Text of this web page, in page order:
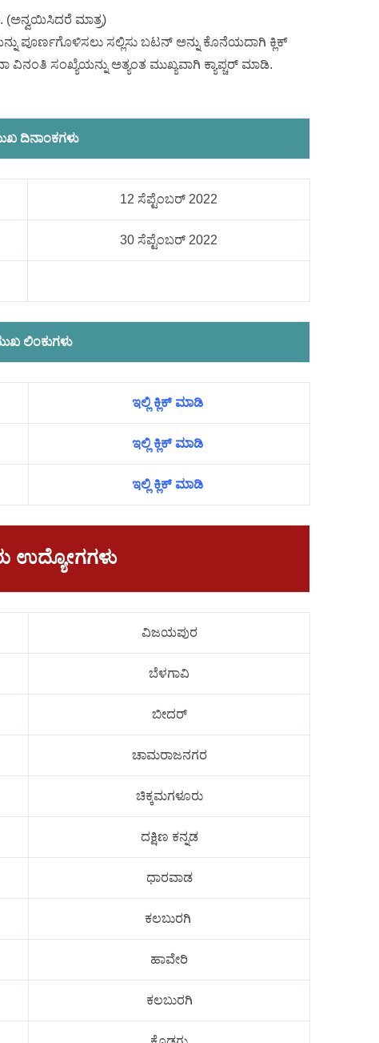
(ಅನ್ವಯಿಸಿದರೆ ಮಾತ್ರ)
ಪೂರ್ಣಗೊಳಿಸಲು ಸಲ್ಲಿಸು ಬಟನ್ ಅನ್ನು ಕೊನೆಯದಾಗಿ ಕ್ಲಿಕ್
ವಿನಂತಿ ಸಂಖ್ಯೆಯನ್ನು ಅತ್ಯಂತ ಮುಖ್ಯವಾಗಿ ಕ್ಯಾಪ್ಚರ್ ಮಾಡಿ.
ದಿನಾಂಕಗಳು
12 ಸೆಪ್ಟೆಂಬರ್​ 2022
30 ಸೆಪ್ಟೆಂಬರ್​​ 2022
ಲಿಂಕುಗಳು
ಇಲ್ಲಿ ಕ್ಲಿಕ್ ಮಾಡಿ
ಇಲ್ಲಿ ಕ್ಲಿಕ್ ಮಾಡಿ
ಇಲ್ಲಿ ಕ್ಲಿಕ್ ಮಾಡಿ
ಉದ್ಯೋಗಗಳು
ವಿಜಯಪುರ
ಬೆಳಗಾವಿ
ಬೀದರ್
ಚಾಮರಾಜನಗರ
ಚಿಕ್ಕಮಗಳೂರು
ದಕ್ಷಿಣ ಕನ್ನಡ
ಧಾರವಾಡ
ಕಲಬುರಗಿ
ಹಾವೇರಿ
ಕಲಬುರಗಿ